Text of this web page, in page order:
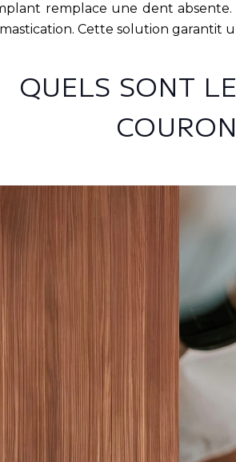
remplace une dent
Cette solution garantit
QUELS SONT